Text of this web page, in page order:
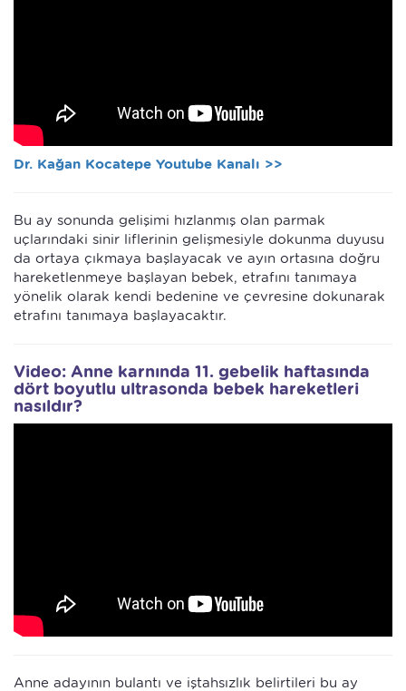
Dr. Kağan Kocatepe Youtube Kanalı >>
Bu ay sonunda gelişimi hızlanmış olan parmak
uçlarındaki sinir liflerinin gelişmesiyle dokunma duyusu
da ortaya çıkmaya başlayacak ve ayın ortasına doğru
hareketlenmeye başlayan bebek, etrafını tanımaya
yönelik olarak kendi bedenine ve çevresine dokunarak
etrafını tanımaya başlayacaktır.
Video: Anne karnında 11. gebelik haftasında
dört boyutlu ultrasonda bebek hareketleri
nasıldır?
Anne adayının bulantı ve iştahsızlık belirtileri bu ay